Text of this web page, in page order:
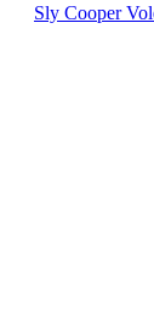
Sly Cooper